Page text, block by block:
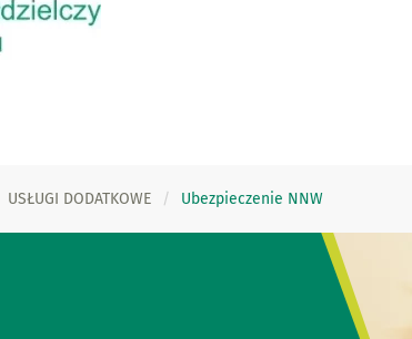
USŁUGI DODATKOWE Ubezpieczenie NNW